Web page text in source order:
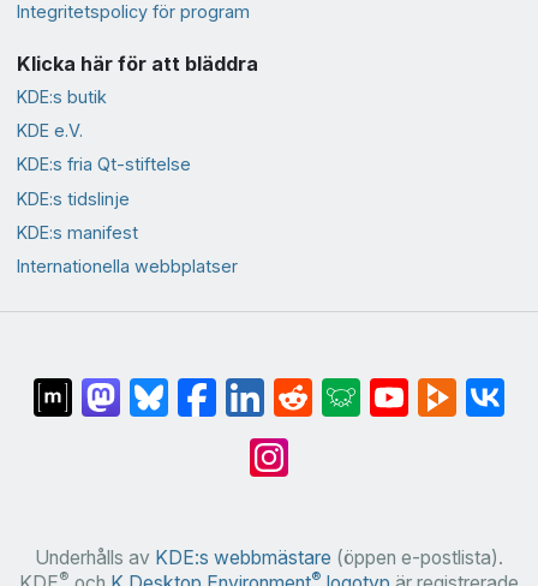
Integritetspolicy för program
Klicka här för att bläddra
KDE:s butik
KDE e.V.
KDE:s fria Qt-stiftelse
KDE:s tidslinje
KDE:s manifest
Internationella webbplatser
Underhålls av KDE:s webbmästare (öppen e-postlista).
® ®